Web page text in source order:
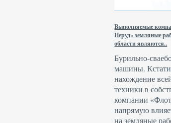
Выполняемые
Неруд» земляные
области являются..
Бурильно-
машины.
нахождение
техники в
компании
напрямую
наземляные